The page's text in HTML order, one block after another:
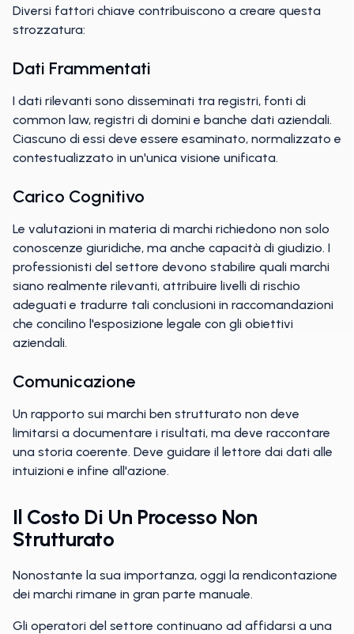
Diversi fattori chiave contribuiscono a creare questa
strozzatura:
Dati Frammentati
I dati rilevanti sono disseminati tra registri, fonti di
common law, registri di domini e banche dati aziendali.
Ciascuno di essi deve essere esaminato, normalizzato e
contestualizzato in un'unica visione unificata.
Carico Cognitivo
Le valutazioni in materia di marchi richiedono non solo
conoscenze giuridiche, ma anche capacità di giudizio. I
professionisti del settore devono stabilire quali marchi
siano realmente rilevanti, attribuire livelli di rischio
adeguati e tradurre tali conclusioni in raccomandazioni
che concilino l'esposizione legale con gli obiettivi
aziendali.
Comunicazione
Un rapporto sui marchi ben strutturato non deve
limitarsi a documentare i risultati, ma deve raccontare
una storia coerente. Deve guidare il lettore dai dati alle
intuizioni e infine all'azione.
Il Costo Di Un Processo Non
Strutturato
Nonostante la sua importanza, oggi la rendicontazione
dei marchi rimane in gran parte manuale.
Gli operatori del settore continuano ad affidarsi a una